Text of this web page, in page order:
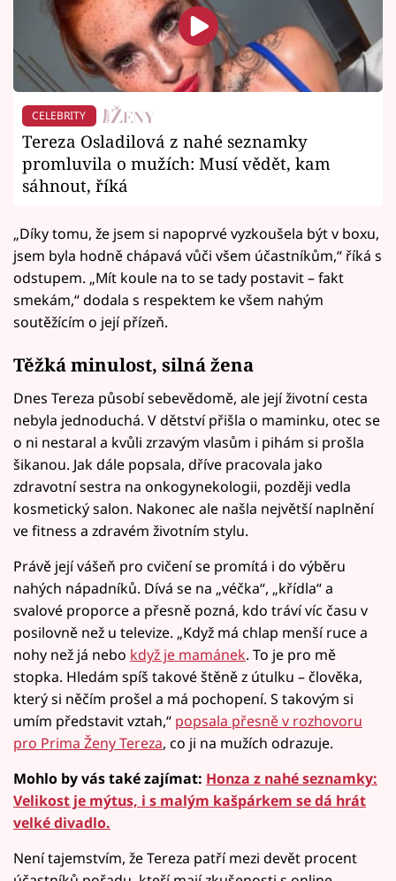
CELEBRITY
Tereza Osladilová z nahé seznamky
promluvila o mužích: Musí vědět, kam
sáhnout, říká
„Díky tomu, že jsem si napoprvé vyzkoušela být v boxu,
jsem byla hodně chápavá vůči všem účastníkům,“ říká s
odstupem. „Mít koule na to se tady postavit – fakt
smekám,“ dodala s respektem ke všem nahým
soutěžícím o její přízeň.
Těžká minulost, silná žena
Dnes Tereza působí sebevědomě, ale její životní cesta
nebyla jednoduchá. V dětství přišla o maminku, otec se
o ni nestaral a kvůli zrzavým vlasům i pihám si prošla
šikanou. Jak dále popsala, dříve pracovala jako
zdravotní sestra na onkogynekologii, později vedla
kosmetický salon. Nakonec ale našla největší naplnění
ve fitness a zdravém životním stylu.
Právě její vášeň pro cvičení se promítá i do výběru
nahých nápadníků. Dívá se na „véčka“, „křídla“ a
svalové proporce a přesně pozná, kdo tráví víc času v
posilovně než u televize. „Když má chlap menší ruce a
nohy než já nebo když je mamánek. To je pro mě
stopka. Hledám spíš takové štěně z útulku – člověka,
který si něčím prošel a má pochopení. S takovým si
umím představit vztah,“ popsala přesně v rozhovoru
pro Prima Ženy Tereza, co ji na mužích odrazuje.
Mohlo by vás také zajímat: Honza z nahé seznamky:
Velikost je mýtus, i s malým kašpárkem se dá hrát
velké divadlo.
Není tajemstvím, že Tereza patří mezi devět procent